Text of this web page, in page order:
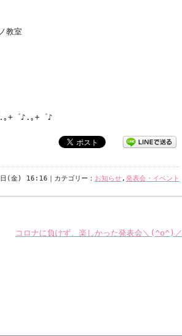
教室
+゜♪.｡+゜♪
(金) 16:16｜カテゴリー： お知らせ, 発表会・イベント
コロナに負けず、楽しかった発表会＼(^o^)／